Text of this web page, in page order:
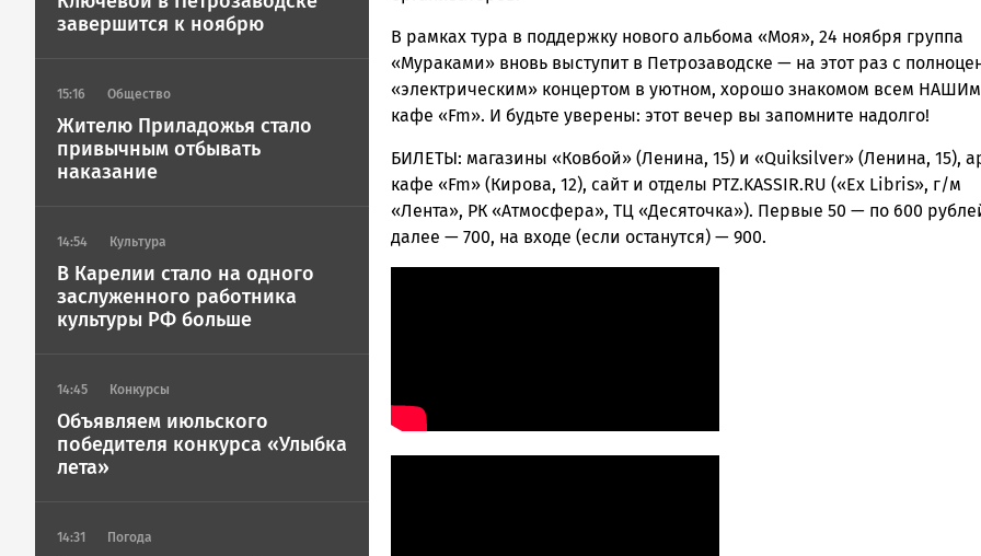
завершится к ноябрю
15:16 Общество
Жителю Приладожья стало
привычным отбывать
наказание
14:54 Культура
В Карелии стало на одного
заслуженного работника
культуры РФ больше
14:45 Конкурсы
Объявляем июльского
победителя конкурса «Улыбка
лета»
14:31 Погода
ГОВОРИТ
В рамках тура в поддержку нового альбома «Моя», 24 ноября группа
«Мураками» вновь выступит в Петрозаводске — на этот раз с
«электрическим» концертом в уютном, хорошо знакомом всем
кафе «Fm». И будьте уверены: этот вечер вы запомните надолго!
БИЛЕТЫ: магазины «Ковбой» (Ленина, 15) и «Quiksilver» (Ленина, 15),
кафе «Fm» (Кирова, 12), сайт и отделы PTZ.KASSIR.RU («Ex Libris», г/м
«Лента», РК «Атмосфера», ТЦ «Десяточка»). Первые 50 — по 600
далее — 700, на входе (если останутся) — 900.